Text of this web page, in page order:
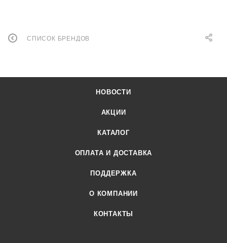
СПИСОК БРЕНДОВ
НОВОСТИ
АКЦИИ
КАТАЛОГ
ОПЛАТА И ДОСТАВКА
ПОДДЕРЖКА
О КОМПАНИИ
КОНТАКТЫ